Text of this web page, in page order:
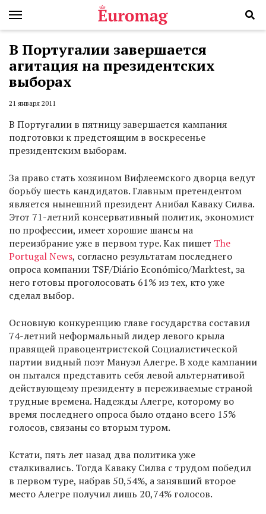
В Португалии завершается
агитация на президентских
выборах
21 января 2011
В Португалии в пятницу завершается кампания
подготовки к предстоящим в воскресенье
президентским выборам.
За право стать хозяином Вифлеемского дворца ведут
борьбу шесть кандидатов. Главным претендентом
является нынешний президент Анибал Каваку Силва.
Этот 71-летний консервативный политик, экономист
по профессии, имеет хорошие шансы на
переизбрание уже в первом туре. Как пишет The
Portugal News, согласно результатам последнего
опроса компании TSF/Diário Económico/Marktest, за
него готовы проголосовать 61% из тех, кто уже
сделал выбор.
Основную конкуренцию главе государства составил
74-летний неформальный лидер левого крыла
правящей правоцентристской Социалистической
партии видный поэт Мануэл Алегре. В ходе кампании
он пытался представить себя левой альтернативой
действующему президенту в переживаемые страной
трудные времена. Надежды Алегре, которому во
время последнего опроса было отдано всего 15%
голосов, связаны со вторым туром.
Кстати, пять лет назад два политика уже
сталкивались. Тогда Каваку Силва с трудом победил
в первом туре, набрав 50,54%, а занявший второе
место Алегре получил лишь 20,74% голосов.